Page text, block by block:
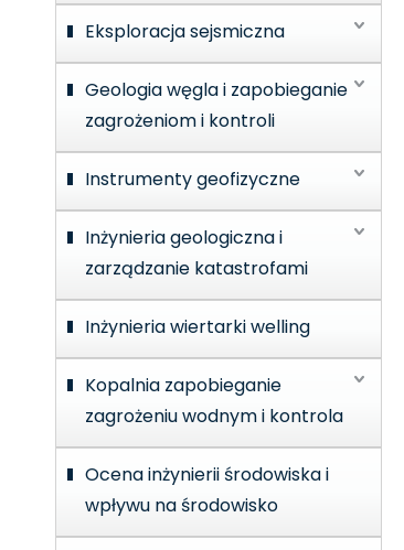
Eksploracja sejsmiczna
Geologia węgla i zapobieganie
zagrożeniom i kontroli
Instrumenty geofizyczne
Inżynieria geologiczna i
zarządzanie katastrofami
Inżynieria wiertarki welling
Kopalnia zapobieganie
zagrożeniu wodnym i kontrola
Ocena inżynierii środowiska i
wpływu na środowisko